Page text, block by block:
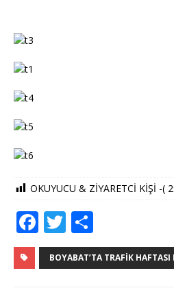
OKUYUCU & ZİYARETCİ KİŞİ -(
F
a
c
T
w
it
h
ar
BOYABAT’TA TRAFIK